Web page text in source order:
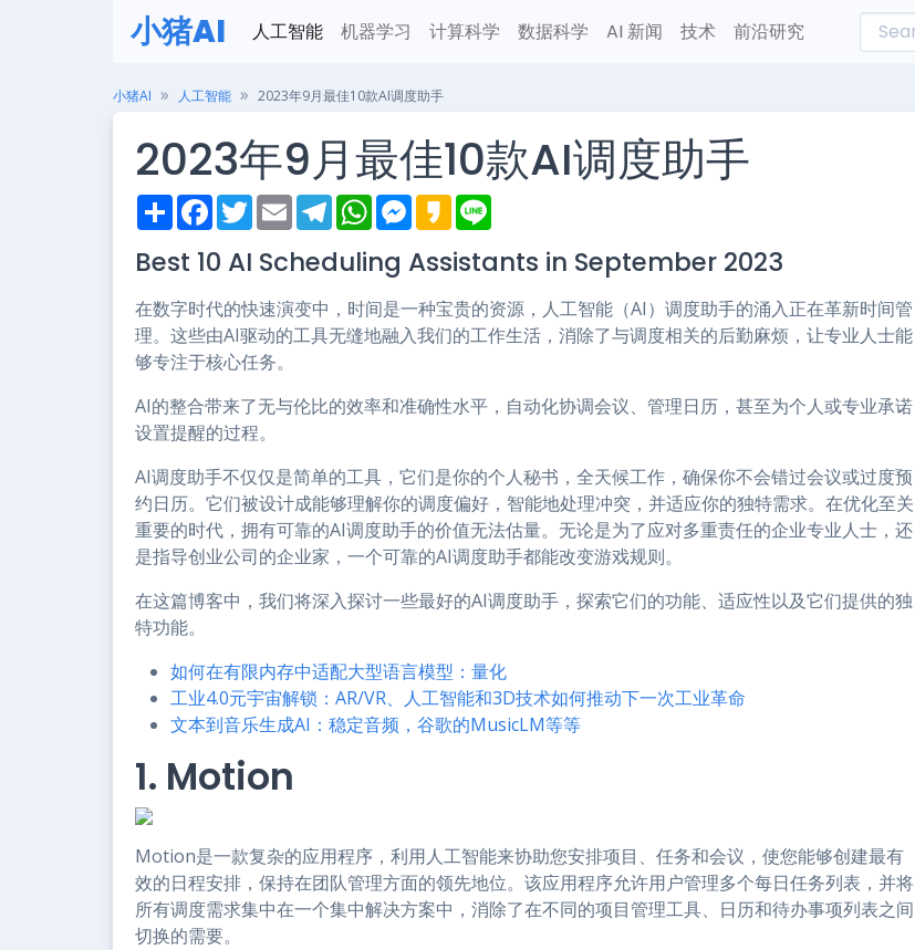
小猪AI 人工智能 机器学习 计算科学 数据科学 AI 新闻 技术 前沿研究
小猪AI 人工智能 2023年9月最佳10款AI调度助手
2023年9月最佳10款AI调度助手
S
h
r
e
F
a
e
b
o
k
T
w
r
E
m
i
l
T
e
e
g
a
m
W
h
t
s
p
p
M
e
s
e
g
e
r
K
a
a
o
e
Best 10 AI Scheduling Assistants in September 2023
在数字时代的快速演变中，时间是一种宝贵的资源，人工智能（AI）调度助手的涌入正在革新时间管
理。这些由AI驱动的工具无缝地融入我们的工作生活，消除了与调度相关的后勤麻烦，让专业人士能
够专注于核心任务。
AI的整合带来了无与伦比的效率和准确性水平，自动化协调会议、管理日历，甚至为个人或专业承诺
设置提醒的过程。
AI调度助手不仅仅是简单的工具，它们是你的个人秘书，全天候工作，确保你不会错过会议或过度预
约日历。它们被设计成能够理解你的调度偏好，智能地处理冲突，并适应你的独特需求。在优化至关
重要的时代，拥有可靠的AI调度助手的价值无法估量。无论是为了应对多重责任的企业专业人士，还
是指导创业公司的企业家，一个可靠的AI调度助手都能改变游戏规则。
在这篇博客中，我们将深入探讨一些最好的AI调度助手，探索它们的功能、适应性以及它们提供的独
特功能。
如何在有限内存中适配大型语言模型：量化
工业4.0元宇宙解锁：AR/VR、人工智能和3D技术如何推动下一次工业革命
文本到音乐生成AI：稳定音频，谷歌的MusicLM等等
1. Motion
Motion是一款复杂的应用程序，利用人工智能来协助您安排项目、任务和会议，使您能够创建最有
效的日程安排，保持在团队管理方面的领先地位。该应用程序允许用户管理多个每日任务列表，并将
所有调度需求集中在一个集中解决方案中，消除了在不同的项目管理工具、日历和待办事项列表之间
切换的需要。